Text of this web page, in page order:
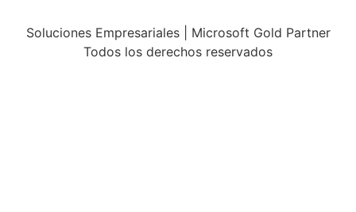
Soluciones Empresariales | Microsoft Gold Partner
Todos los derechos reservados